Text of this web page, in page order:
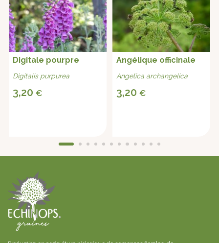
Digitale pourpre
Digitalis purpurea
3,20 €
Angélique officinale
Angelica archangelica
3,20 €